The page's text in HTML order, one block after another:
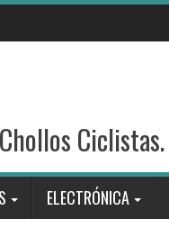
ELECTRÓNICA